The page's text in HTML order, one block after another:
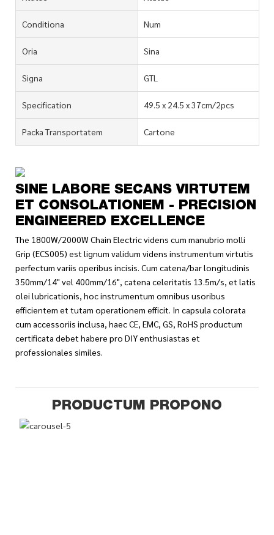
Conditiona Num
Oria Sina
Signa GTL
Specification 49.5 x 24.5 x 37cm/2pcs
Packa Transportatem Cartone
SINE LABORE SECANS VIRTUTEM
ET CONSOLATIONEM - PRECISION
ENGINEERED EXCELLENCE
The 1800W/2000W Chain Electric videns cum manubrio molli
Grip (ECS005) est lignum validum videns instrumentum virtutis
perfectum variis operibus incisis. Cum catena/bar longitudinis
350mm/14" vel 400mm/16", catena celeritatis 13.5m/s, et latis
olei lubricationis, hoc instrumentum omnibus usoribus
efficientem et tutam operationem efficit. In capsula colorata
cum accessoriis inclusa, haec CE, EMC, GS, RoHS productum
certificata debet habere pro DIY enthusiastas et
professionales similes.
PRODUCTUM PROPONO